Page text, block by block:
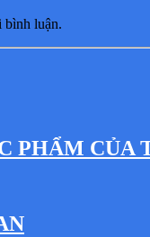
bình luận.
PHẨM CỦA